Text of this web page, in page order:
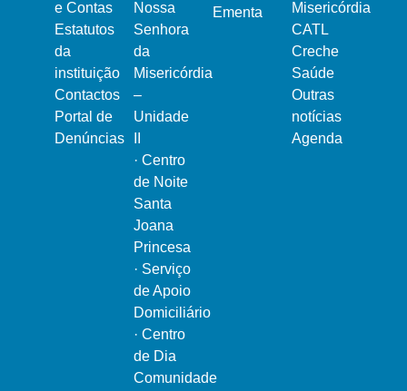
e Contas
Estatutos
da
instituição
Contactos
Portal de
Denúncias
Nossa
Senhora
da
Misericórdia
–
Unidade
· Centro
de Noite
Santa
Joana
Princesa
· Serviço
de Apoio
Domiciliário
· Centro
de Dia
Comunidade
Ementa
Misericórdia
CATL
Creche
Saúde
Outras
notícias
Agenda